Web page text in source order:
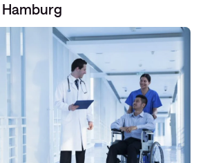
Hamburg